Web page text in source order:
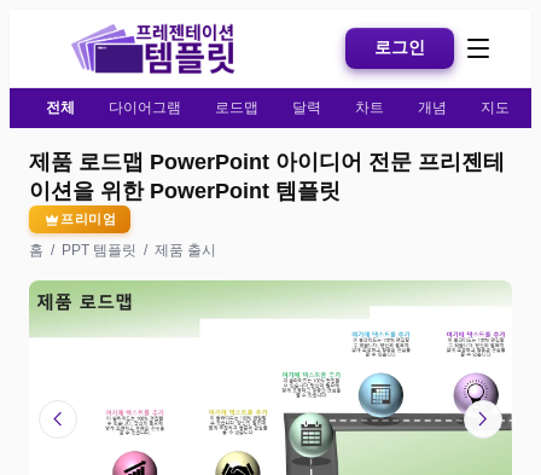
로그인
전체 다이어그램 로드맵 달력 차트 개념 지도
제품 로드맵 PowerPoint 아이디어 전문 프리젠테
이션을 위한 PowerPoint 템플릿
프리미엄
홈 / PPT 템플릿 / 제품 출시
chevron_left chevron_right